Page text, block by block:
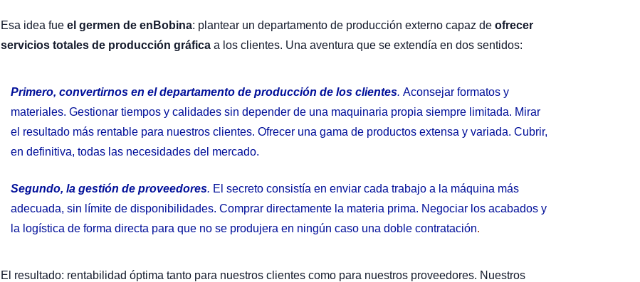
Esa idea fueel germen de enBobina: plantear un departamento de producción externo capaz deofrecer
servicios totales de producción gráfica a los clientes. Una aventura que se extendía en dos sentidos:
Primero, convertirnos en el departamento de producción de los clientes.Aconsejar formatos y
materiales. Gestionar tiempos y calidades sin depender de una maquinaria propia siempre limitada. Mirar
el resultado más rentable para nuestros clientes. Ofrecer una gama de productos extensa y variada. Cubrir,
en definitiva, todas las necesidades del mercado.
Segundo, la gestión de proveedores. El secreto consistía en enviar cada trabajo a la máquina más
adecuada, sin límite de disponibilidades. Comprar directamente la materia prima. Negociar los acabados y
la logística de forma directa para que no se produjera en ningún caso una doble contratación.
El resultado: rentabilidad óptima tanto para nuestros clientes como para nuestros proveedores. Nuestros